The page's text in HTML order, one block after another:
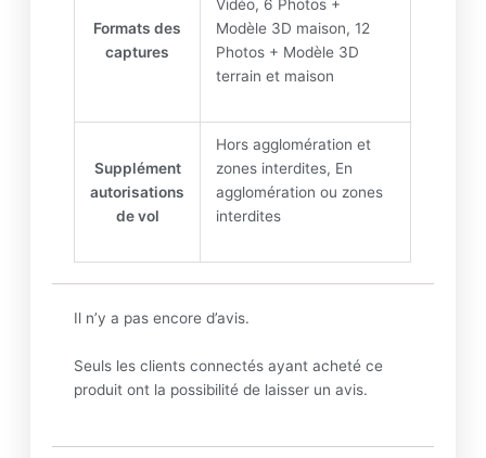
Formats des
captures
Vidéo, 6 Photos +
Modèle 3D maison, 12
Photos + Modèle 3D
terrain et maison
Supplément
autorisations
de vol
Hors agglomération et
zones interdites, En
agglomération ou zones
interdites
Il n’y a pas encore d’avis.
Seuls les clients connectés ayant acheté ce
produit ont la possibilité de laisser un avis.